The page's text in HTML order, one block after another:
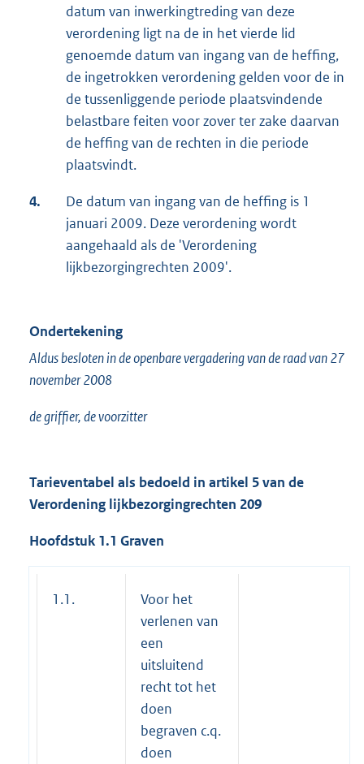
datum van inwerkingtreding van deze
verordening ligt na de in het vierde lid
genoemde datum van ingang van de heffing,
de ingetrokken verordening gelden voor de in
de tussenliggende periode plaatsvindende
belastbare feiten voor zover ter zake daarvan
de heffing van de rechten in die periode
plaatsvindt.
4.
De datum van ingang van de heffing is 1
januari 2009. Deze verordening wordt
aangehaald als de 'Verordening
lijkbezorgingrechten 2009'.
Ondertekening
Aldus besloten in de openbare vergadering van de raad van 27
november 2008
de griffier, de voorzitter
Tarieventabel als bedoeld in artikel 5 van de
Verordening lijkbezorgingrechten 209
Hoofdstuk 1.1 Graven
1.1.
Voor het
verlenen van
een
uitsluitend
recht tot het
doen
begraven c.q.
doen